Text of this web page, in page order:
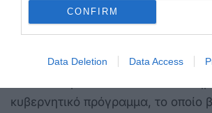
CONFIRM
Data Deletion Data Access
να ξεκινήσει στις 17:00.
που επιθυμούν να συμμετάσχουν
κυβερνητικό πρόγραμμα, το οποίο